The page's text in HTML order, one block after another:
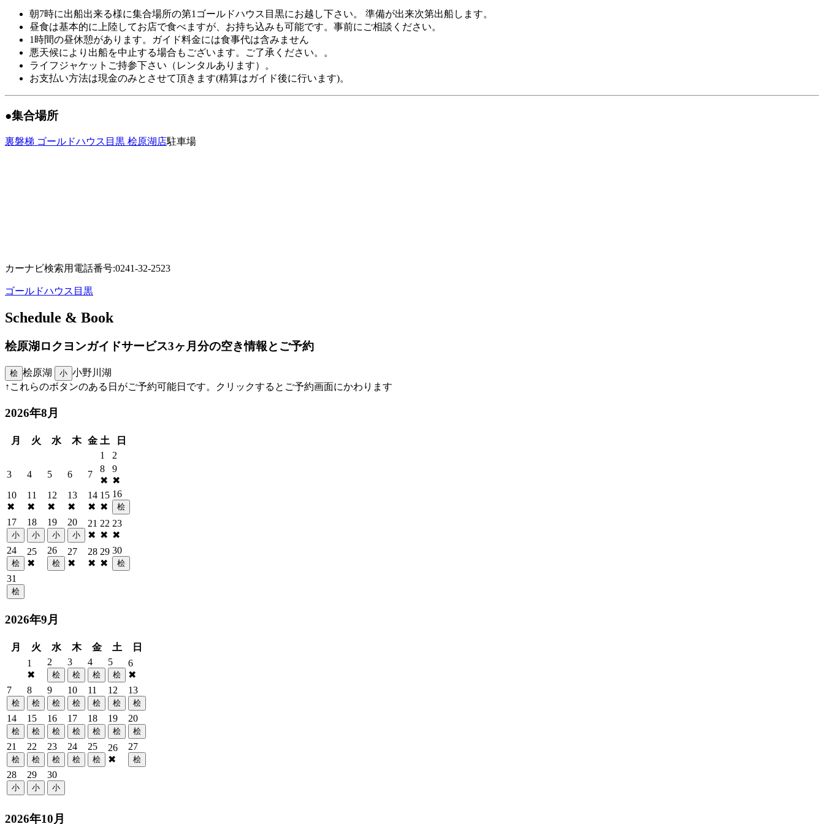
朝7時に出船出来る様に集合場所の第1ゴールドハウス目黒にお越し下さい。 準備が出来次第出船します。
昼食は基本的に上陸してお店で食べますが、お持ち込みも可能です。事前にご相談ください。
1時間の昼休憩があります。ガイド料金には食事代は含みません
悪天候により出船を中止する場合もございます。ご了承ください。。
ライフジャケットご持参下さい（レンタルあります）。
お支払い方法は現金のみとさせて頂きます(精算はガイド後に行います)。
●集合場所
裏磐梯 ゴールドハウス目黒 桧原湖店駐車場
カーナビ検索用電話番号:0241-32-2523
ゴールドハウス目黒
Schedule & Book
桧原湖ロクヨンガイドサービス3ヶ月分の空き情報とご予約
桧 桧原湖 小 小野川湖
↑これらのボタンのある日がご予約可能日です。クリックするとご予約画面にかわります
2026年8月
月 火 水 木 金 土
日
1
2
3
4 5 6 7
8
✖
9
✖
10
✖
11
✖
12
✖
13
✖
14
✖
15
✖
16
桧
17
小
18
小
19
小
20
小
21
✖
22
✖
23
✖
24
桧
25
✖
26
桧
27
✖
28
✖
29
✖
30
桧
31
桧
2026年9月
月 火 水 木 金 土
日
1
✖
2
桧
3
桧
4
桧
5
桧
6
✖
7
桧
8
桧
9
桧
10
桧
11
桧
12
桧
13
桧
14
桧
15
桧
16
桧
17
桧
18
桧
19
桧
20
桧
21
桧
22
桧
23
桧
24
桧
25
桧
26
✖
27
桧
28
小
29
小
30
小
2026年10月